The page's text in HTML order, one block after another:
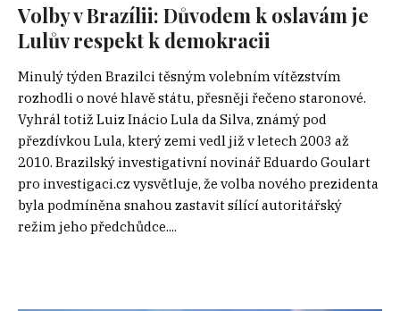
Volby v Brazílii: Důvodem k oslavám je
Lulův respekt k demokracii
Minulý týden Brazilci těsným volebním vítězstvím
rozhodli o nové hlavě státu, přesněji řečeno staronové.
Vyhrál totiž Luiz Inácio Lula da Silva, známý pod
přezdívkou Lula, který zemi vedl již v letech 2003 až
2010. Brazilský investigativní novinář Eduardo Goulart
pro investigaci.cz vysvětluje, že volba nového prezidenta
byla podmíněna snahou zastavit sílící autoritářský
režim jeho předchůdce....